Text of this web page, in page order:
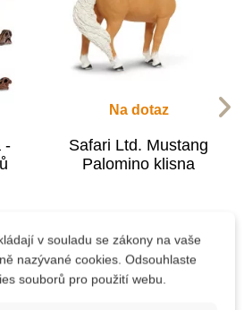
-
Na dotaz
Safari Ltd. Mustang
Palomino klisna
221 Kč
Zobrazit detail
v souladu se zákony na vaše
nazývané cookies. Odsouhlaste
souborů pro použití webu.